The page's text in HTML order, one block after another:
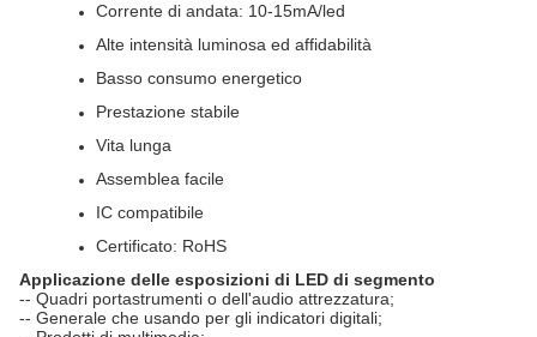
Corrente di andata: 10-15mA/led
Alte intensità luminosa ed affidabilità
Basso consumo energetico
Prestazione stabile
Vita lunga
Assemblea facile
IC compatibile
Certificato: RoHS
Applicazione delle esposizioni di LED di segmento
-- Quadri portastrumenti o dell'audio attrezzatura;
-- Generale che usando per gli indicatori digitali;